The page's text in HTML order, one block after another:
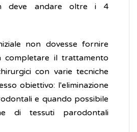
deve andare oltre i 4
non dovesse fornire
completare il trattamento
con varie tecniche
obiettivo: l'eliminazione
e quando possibile
di tessuti parodontali